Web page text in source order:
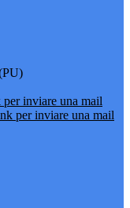
inviare una mail
per inviare una mail